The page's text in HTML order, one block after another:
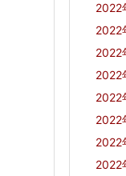
2022
2022
2022
2022
2022
2022
2022
2022